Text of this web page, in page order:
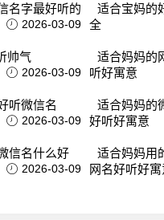
名字最好听的
2026-03-09
适合宝妈的
全
帅气
2026-03-09
适合妈妈的
听好寓意
听微信名
2026-03-09
适合妈妈的
好听好寓意
信名什么好
2026-03-09
适合妈妈用
网名好听好寓